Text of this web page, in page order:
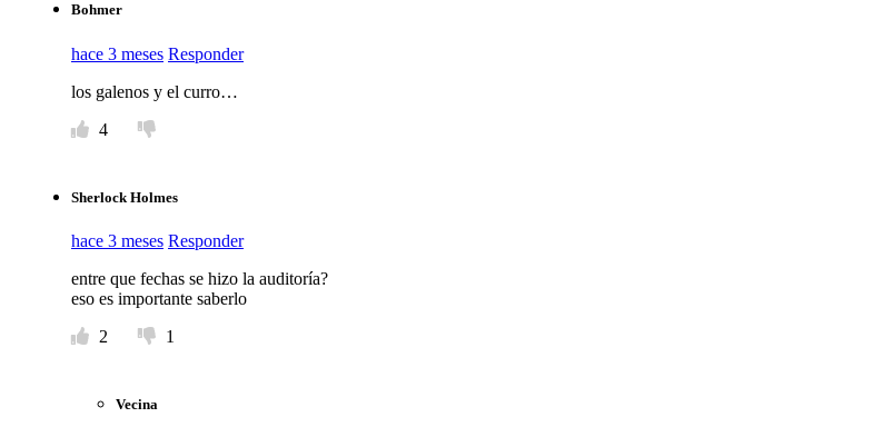
Bohmer
hace 3 meses Responder
los galenos y el curro…
4
Sherlock Holmes
hace 3 meses Responder
entre que fechas se hizo la auditoría?
eso es importante saberlo
2
1
Vecina